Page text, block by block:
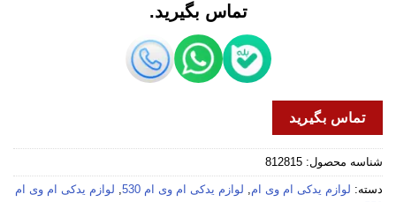
تماس بگیرید.
تماس بگیرید
شناسه محصول: 812815
دسته: لوازم یدکی ام وی ام, لوازم یدکی ام وی ام 530 , لوازم یدکی ام وی ام